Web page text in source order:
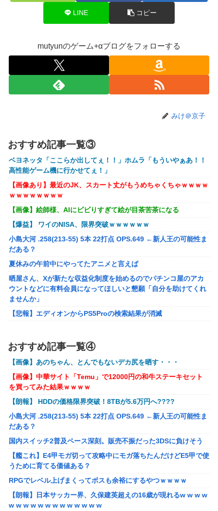
【画像】坂口杏里、逃走してウ●カスまで晒されるｗｗｗｗ
【動画】甲子園の女性審判、大誤審で炎上
【画像】キングダムの河了貂、「あったけぇ壁」に引き続き
更に味方をぶっ殺す作戦を実行する
トランプ「イランが核兵器を作れば、イタリアを2分で消滅
った作品
かるの？」
【放送事故】フジテレビ、女子大生を大量投入して闇深エロ
番組ｗｗｗｗ
【悲報】坂口杏里を家に住ませてあげた結果ｗｗｗｗ
【画像】女性、『大人のおもちゃ』を入れたままMRI検査を
受けた結果 →
「テイルズオブシンフォニア リマスター」発売日が2/16に
決定！最新の「発売日告知トレーラー」も公開！
実際『ゼルダ 時オカ』→『風タク』の時の空気感を知りた
い
昭和戦隊のロボデザイン、配信で追って見ると…
【画像】 キャミイの18万円の最新フィギュア、ガチで作り
【にじさんじ】委員長、Claude Codeまで手出してるん
か…『もう何でも作れそうやな』
モバＰ「アイドルにセクハラをします」
【画像】漫画・アニメの「武人系敵幹部」に付きまといがち
な疑問ｗｗｗｗ
【種運命】ネオが結局よく分からないまま新しい映画が終わ
った後ももやもやしてる
LINE コピー
mutyunのゲーム+αブログをフォローする
みけ＠京子
おすすめ記事一覧③
ベヨネッタ「ここらか出してぇ！！」ホムラ「もういやぁあ！！
高性能ゲーム機に行かせてぇ！」
【画像あり】最近のJK、スカート丈がもうめちゃくちゃｗｗｗｗ
ｗｗｗｗｗｗｗｗ
【画像】絵師様、AIにビビりすぎて絵が目茶苦茶になる
【爆益】 ワイのNISA、限界突破ｗｗｗｗｗｗ
小島大河 .258(213-55) 5本 22打点 OPS.649 ←新人王の可能性ま
だある？
夏休みの午前中にやってたアニメと言えば
晒屋さん、Xが新たな収益化制度を始めるのでパチンコ屋のアカ
ウントなどに有料会員になってほしいと懇願「自分を助けてくれ
ませんか」
【悲報】エディオンからPS5Proの検索結果が消滅
※ガンダム ガンキャノン ガンタンク ガン○○○ ←一番違和
感ないV作戦の4機目を考えた奴が優勝
【オリジナル可動フィギュア】WIND TOYS「タイタン スーパー
アクションマッスルボディ」可動フィギュア各種【予約開始】
【重音テト】コナミデフォルメフィギュア「重音テト 通常衣装
Ver.」「重音テト SV衣装Ver.」【彩色原型公開】
国内スイッチ2普及ペース深刻。販売不振だった3DSに負けそう
【艦これ】E4甲モガ切って攻略中にモガ落ちたんだけどE5甲で使
うために育てる価値ある？
RPGでレベル上げまくってボスも余裕にするやつｗｗｗｗ
【泣】年配夫婦が営む中華屋さん、休業を知らせる貼り紙に応援
コメントが続々と
【画像】森高千里（18）「私がオバさんになったらミニスカート
おすすめ記事一覧④
【画像】あのちゃん、とんでもないデカ尻を晒す・・・
【画像】中華サイト「Temu」で12000円の和牛ステーキセット
を買ってみた結果ｗｗｗｗ
【朗報】 HDDの価格限界突破！8TBが5.6万円へ????
小島大河 .258(213-55) 5本 22打点 OPS.649 ←新人王の可能性ま
だある？
国内スイッチ2普及ペース深刻。販売不振だった3DSに負けそう
【艦これ】E4甲モガ切って攻略中にモガ落ちたんだけどE5甲で使
うために育てる価値ある？
RPGでレベル上げまくってボスも余裕にするやつｗｗｗｗ
【朗報】日本サッカー界、久保建英超えの16歳が現れるw w w w
w w w w w w w w w w w w w